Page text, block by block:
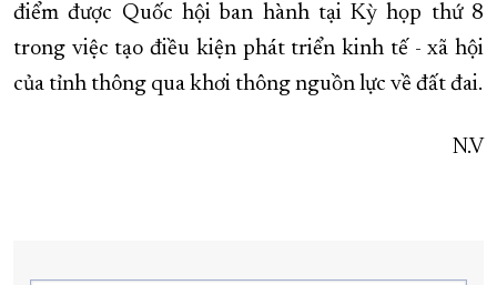
điểm được Quốc hội ban hành tại Kỳ họp thứ 8
trong việc tạo điều kiện phát triển kinh tế - xã hội
của tỉnh thông qua khơi thông nguồn lực về đất đai.
N.V